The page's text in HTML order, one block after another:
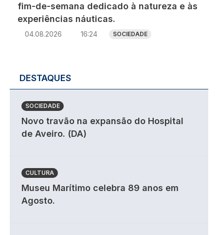
fim-de-semana dedicado à natureza e às
experiências náuticas.
04.08.2026 16:24 SOCIEDADE
DESTAQUES
SOCIEDADE
Novo travão na expansão do Hospital
de Aveiro. (DA)
CULTURA
Museu Marítimo celebra 89 anos em
Agosto.